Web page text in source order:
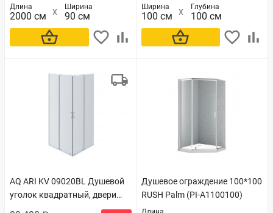
прозрачное
Длина
2000 см
Ширина
90 см
В корзину
хром, стекло прозрачное
Ширина
100 см
Глубина
100 см
В корзину
AQ ARI KV 09020BL Душевой
уголок квадратный, двери
раздвижные 900x900x2000
Душевое ограждение 100*100
RUSH Palm (PI-A1100100)